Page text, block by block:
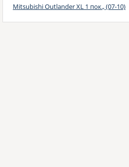
Mitsubishi Outlander XL 1 пок., (07-10)